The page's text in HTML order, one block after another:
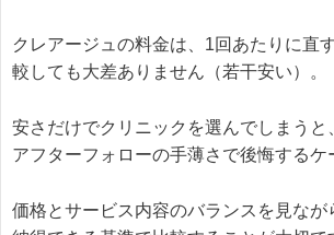
クレアージュの料金は、1回あたりに直
較しても大差ありません（若干安い）。
安さだけでクリニックを選んでしまうと
アフターフォローの手薄さで後悔するケ
価格とサービス内容のバランスを見なが